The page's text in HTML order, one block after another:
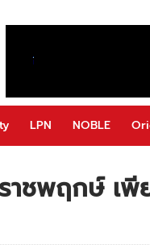
LPN NOBLE
ชพฤกษ์ เพี